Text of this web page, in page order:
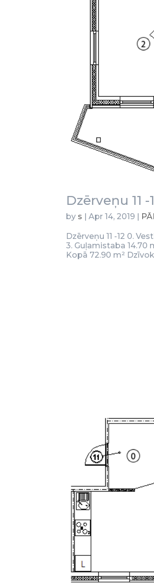
Dzērveņu 11 -
by s |Apr 14, 2019
Dzērveņu 11 -12 0.
3. Guļamistaba 14.70
Kopā 72.90 m²